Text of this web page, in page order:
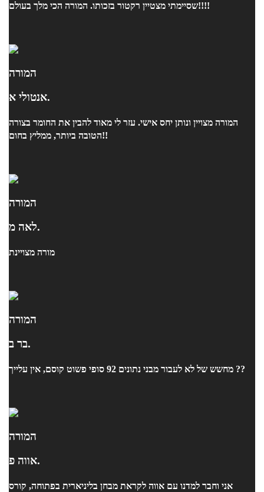
שסיימתי מצטיין רקטור בזכותו. המורה הכי מלך בעולם!!!!
המורה
אנטולי א.
המורה מצויין ונותן יחס אישי. עזר לי מאוד להבין את החומר בצורה
הטובה ביותר, ממליץ בחום!!
המורה
לאה מ.
מורה מצויינת
המורה
בר ב.
מחשש של לא לעבור מבני נתונים 92 סופי פשוט קוסם, אין עלייך ??
המורה
אווה פ.
אני וחבר למדנו עם אווה לקראת מבחן בליניארית בפתוחה, קורס